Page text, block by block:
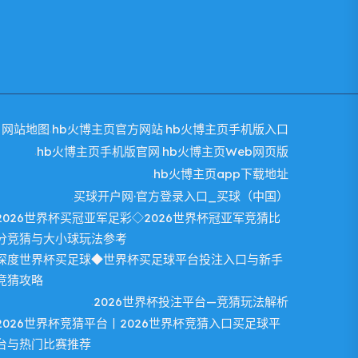
网站地图 hb火博主页官方网站 hb火博主页手机版入口
hb火博主页手机版官网 hb火博主页Web网页版
hb火博主页app下载地址
买球开户网·官方登录入口_买球（中国）
世界杯买冠亚军足彩◇2026世界杯冠亚军竞猜比
竞猜与大小球玩法参考
度世界杯买足球◆世界杯买足球平台投注入口与新手
猜攻略
2026世界杯投注平台—竞猜玩法解析
世界杯竞猜平台丨2026世界杯竞猜入口买足球平
与热门比赛推荐